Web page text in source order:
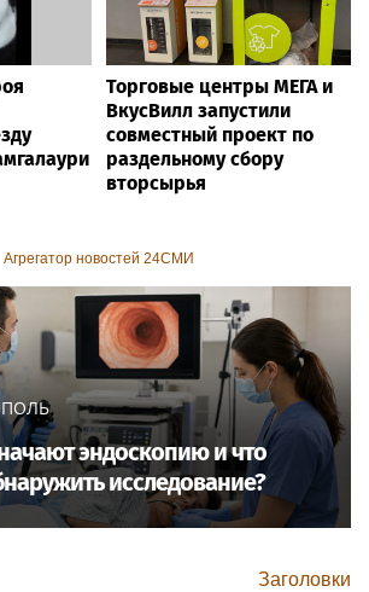
Торговые центры МЕГА и
ВкусВилл запустили
совместный проект по
раздельному сбору
вторсырья
Агрегатор новостей 24СМИ
эндоскопию и что
исследование?
Заголовки